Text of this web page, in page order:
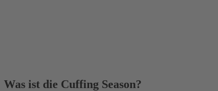
Was ist die Cuffing Season?